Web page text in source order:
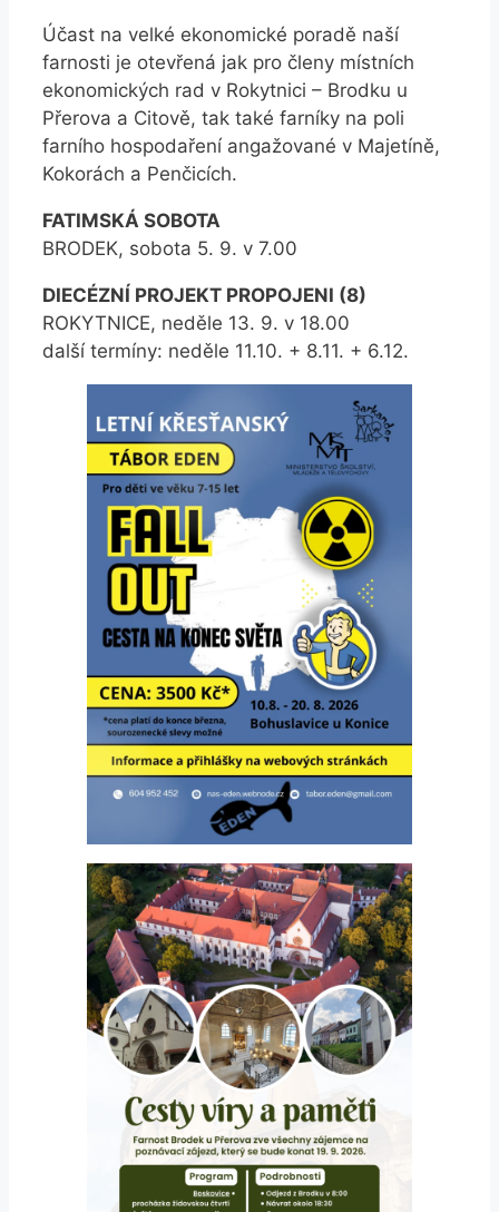
Účast na velké ekonomické poradě naší
farnosti je otevřená jak pro členy místních
ekonomických rad v Rokytnici – Brodku u
Přerova a Citově, tak také farníky na poli
farního hospodaření angažované v Majetíně,
Kokorách a Penčicích.
FATIMSKÁ SOBOTA
BRODEK, sobota 5. 9. v 7.00
DIECÉZNÍ PROJEKT PROPOJENI (8)
ROKYTNICE, neděle 13. 9. v 18.00
další termíny: neděle 11.10. + 8.11. + 6.12.